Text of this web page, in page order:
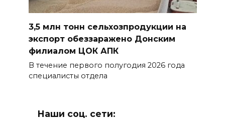
3,5 млн тонн сельхозпродукции на
экспорт обеззаражено Донским
филиалом ЦОК АПК
В течение первого полугодия 2026 года
специалисты отдела
Наши соц. сети: